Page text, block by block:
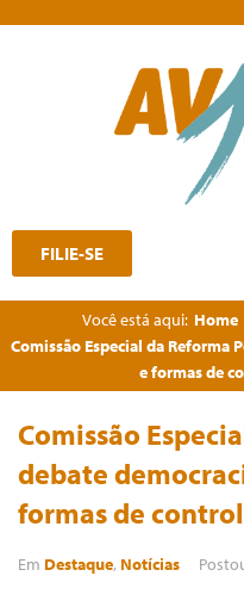
FILIE-SE
Você está aqui: Home
Comissão Especial da
e formas de
Comissão
debate
formas de
Em Destaque, Notícias